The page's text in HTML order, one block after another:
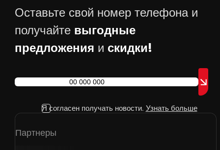
Оставьте свой номер телефона и
получайте выгодные
предложения и скидки!
Я согласен получать новости. Узнать больше
Партнеры